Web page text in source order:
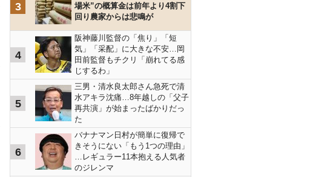
3
場米”の概算金は前年より4割下
回り農家からは悲鳴が
4
阪神藤川監督の「焦り」「短
気」「采配」に大きな不安…岡
田前監督もチクリ「崩れてる感
じするわ」
5
三男・清水良太郎さん急死で清
水アキラ沈痛…8年越しの「父子
再共演」が始まったばかりだっ
た
6
バナナマン日村が簡単に復帰で
きそうにない「もう1つの理由」
…レギュラー11本抱える人気者
のジレンマ